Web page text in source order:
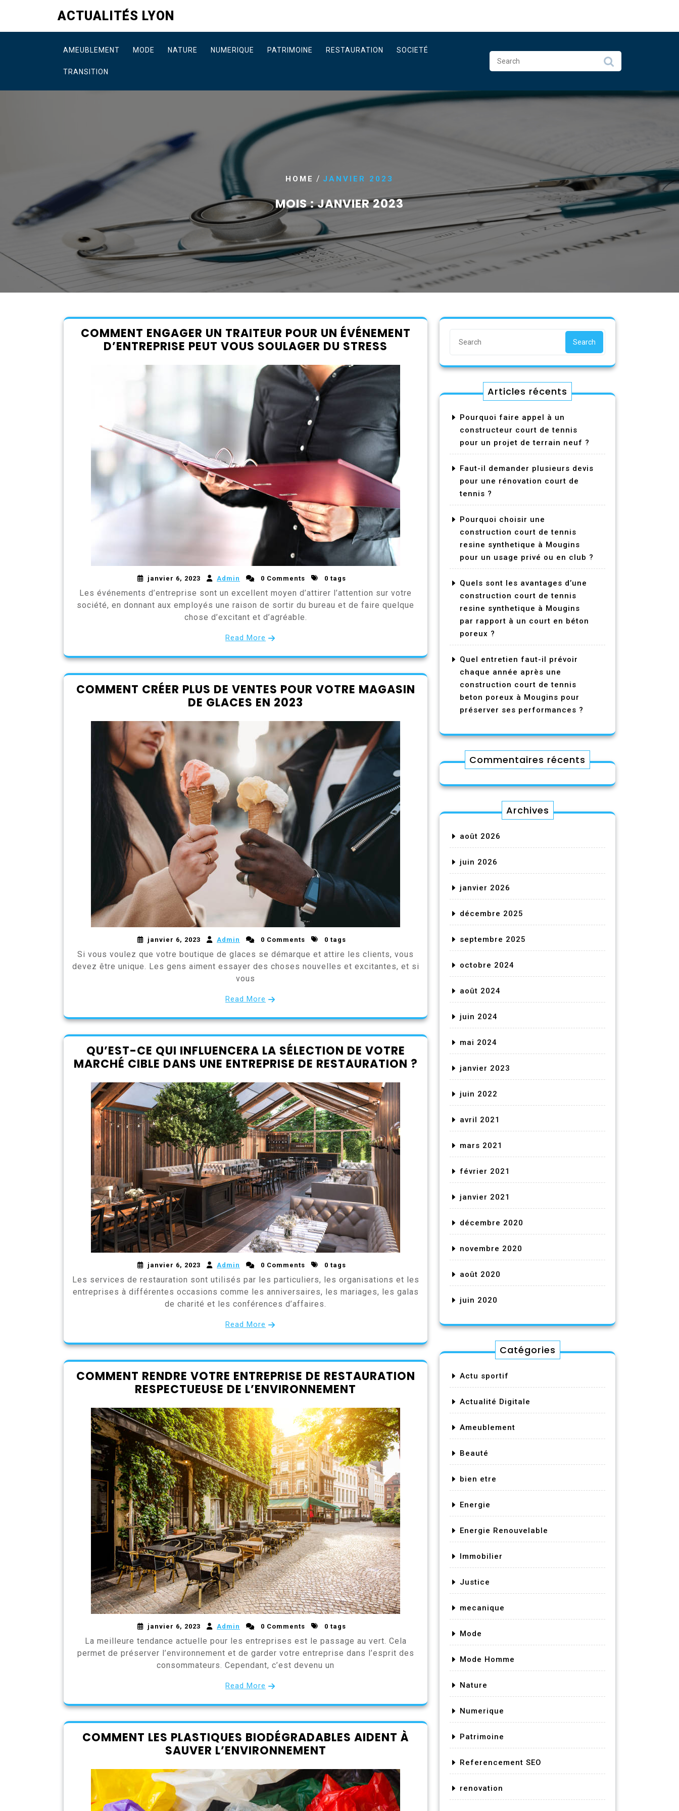
content
ACTUALITÉS LYON
AMEUBLEMENT MODE NATURE NUMERIQUE PATRIMOINE RESTAURATION SOCIETÉ
TRANSITION
HOME / JANVIER 2023
MOIS :JANVIER 2023
COMMENT ENGAGER UN TRAITEUR POUR UN ÉVÉNEMENT
D’ENTREPRISE PEUT VOUS SOULAGER DU STRESS
janvier 6, 2023 Admin 0 Comments 0 tags
Les événements d’entreprise sont un excellent moyen d’attirer l’attention sur votre
société, en donnant aux employés une raison de sortir du bureau et de faire quelque
chose d’excitant et d’agréable.
Read More
COMMENT CRÉER PLUS DE VENTES POUR VOTRE MAGASIN
DE GLACES EN 2023
janvier 6, 2023 Admin 0 Comments 0 tags
Si vous voulez que votre boutique de glaces se démarque et attire les clients, vous
devez être unique. Les gens aiment essayer des choses nouvelles et excitantes, et si
vous
Read More
QU’EST-CE QUI INFLUENCERA LA SÉLECTION DE VOTRE
MARCHÉ CIBLE DANS UNE ENTREPRISE DE RESTAURATION ?
janvier 6, 2023 Admin 0 Comments 0 tags
Les services de restauration sont utilisés par les particuliers, les organisations et les
entreprises à différentes occasions comme les anniversaires, les mariages, les galas
de charité et les conférences d’affaires.
Read More
COMMENT RENDRE VOTRE ENTREPRISE DE RESTAURATION
RESPECTUEUSE DE L’ENVIRONNEMENT
janvier 6, 2023 Admin 0 Comments 0 tags
La meilleure tendance actuelle pour les entreprises est le passage au vert. Cela
permet de préserver l’environnement et de garder votre entreprise dans l’esprit des
consommateurs. Cependant, c’est devenu un
Read More
COMMENT LES PLASTIQUES BIODÉGRADABLES AIDENT À
SAUVER L’ENVIRONNEMENT
Search
Articles récents
Pourquoi faire appel à un
constructeur court de tennis
pour un projet de terrain neuf ?
Faut-il demander plusieurs devis
pour une rénovation court de
tennis ?
Pourquoi choisir une
construction court de tennis
resine synthetique à Mougins
pour un usage privé ou en club ?
Quels sont les avantages d’une
construction court de tennis
resine synthetique à Mougins
par rapport à un court en béton
poreux ?
Quel entretien faut-il prévoir
chaque année après une
construction court de tennis
beton poreux à Mougins pour
préserver ses performances ?
Commentaires récents
Archives
août 2026
juin 2026
janvier 2026
décembre 2025
septembre 2025
octobre 2024
août 2024
juin 2024
mai 2024
janvier 2023
juin 2022
avril 2021
mars 2021
février 2021
janvier 2021
décembre 2020
novembre 2020
août 2020
juin 2020
Catégories
Actu sportif
Actualité Digitale
Ameublement
Beauté
bien etre
Energie
Energie Renouvelable
Immobilier
Justice
mecanique
Mode
Mode Homme
Nature
Numerique
Patrimoine
Referencement SEO
renovation